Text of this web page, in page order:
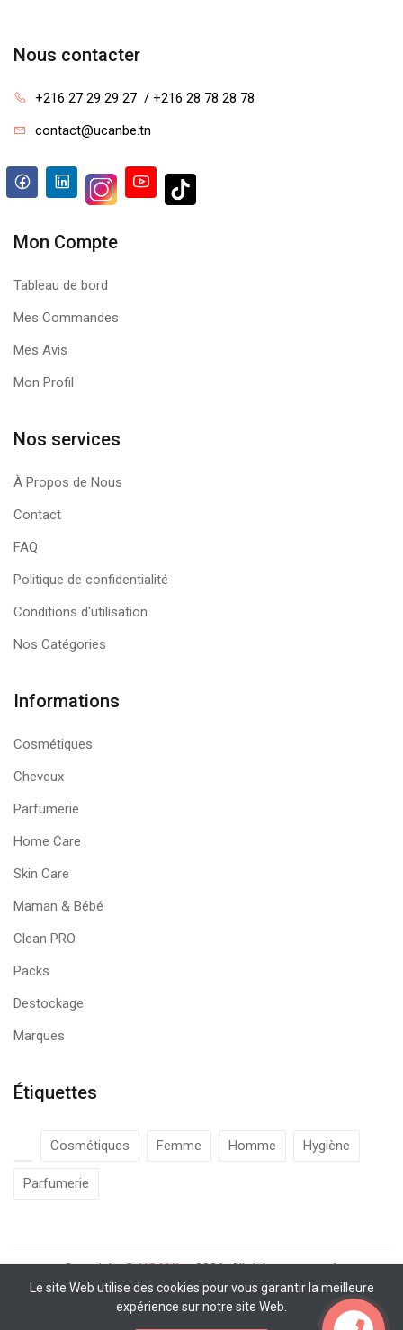
Nous contacter
+216 27 29 29 27  / +216 28 78 28 78
contact@ucanbe.tn
Mon Compte
Tableau de bord
Mes Commandes
Mes Avis
Mon Profil
Nos services
À Propos de Nous
Contact
FAQ
Politique de confidentialité
Conditions d'utilisation
Nos Catégories
Informations
Cosmétiques
Cheveux
Parfumerie
Home Care
Skin Care
Maman & Bébé
Clean PRO
Packs
Destockage
Marques
Étiquettes
Cosmétiques Femme Homme Hygiène
Parfumerie
Copyright ©UCANbe2026. All rights reserved.
Le site Web utilise des cookies pour vous garantir la meilleure
expérience sur notre site Web.